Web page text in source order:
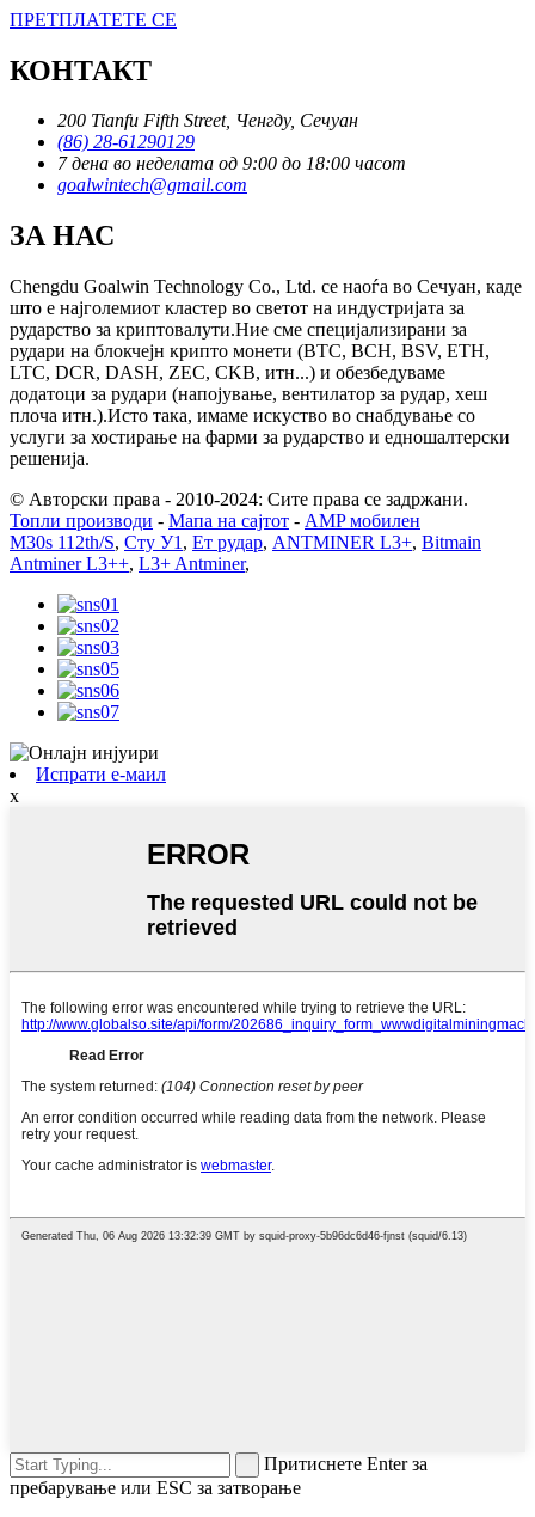
ПРЕТПЛАТЕТЕ СЕ
КОНТАКТ
200 Tianfu Fifth Street, Ченгду, Сечуан
(86) 28-61290129
7 дена во неделата од 9:00 до 18:00 часот
goalwintech@gmail.com
ЗА НАС
Chengdu Goalwin Technology Co., Ltd. се наоѓа во Сечуан, каде
што е најголемиот кластер во светот на индустријата за
рударство за криптовалути.Ние сме специјализирани за
рудари на блокчејн крипто монети (BTC, BCH, BSV, ETH,
LTC, DCR, DASH, ZEC, CKB, итн...) и обезбедуваме
додатоци за рудари (напојување, вентилатор за рудар, хеш
плоча итн.).Исто така, имаме искуство во снабдување со
услуги за хостирање на фарми за рударство и едношалтерски
решенија.
© Авторски права - 2010-2024: Сите права се задржани.
Топли производи - Мапа на сајтот - AMP мобилен
M30s 112th/S, Сту У1 , Ет рудар, ANTMINER L3+, Bitmain
Antminer L3++, L3+ Antminer,
Испрати е-маил
x
Притиснете Enter за
пребарување или ESC за затворање